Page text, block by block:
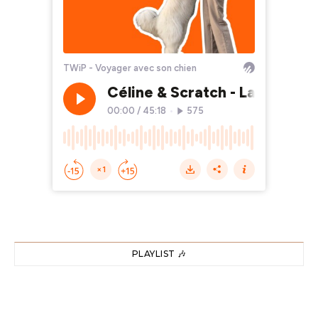
PLAYLIST 🎶